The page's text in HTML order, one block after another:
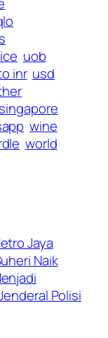
uob
inr usd
wine
world
Jaya
Naik
Polisi